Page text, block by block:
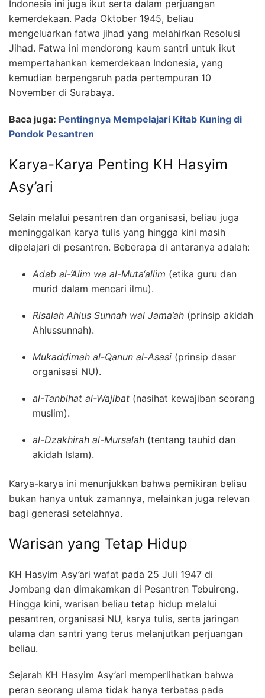
Indonesia ini juga ikut serta dalam perjuangan
kemerdekaan. Pada Oktober 1945, beliau
mengeluarkan fatwa jihad yang melahirkan Resolusi
Jihad. Fatwa ini mendorong kaum santri untuk ikut
mempertahankan kemerdekaan Indonesia, yang
kemudian berpengaruh pada pertempuran 10
November di Surabaya.
Baca juga: Pentingnya Mempelajari Kitab Kuning di
Pondok Pesantren
Karya-Karya Penting KH Hasyim
Asy’ari
Selain melalui pesantren dan organisasi, beliau juga
meninggalkan karya tulis yang hingga kini masih
dipelajari di pesantren. Beberapa di antaranya adalah:
Adab al-‘Alim wa al-Muta‘allim (etika guru dan
murid dalam mencari ilmu).
Risalah Ahlus Sunnah wal Jama’ah (prinsip akidah
Ahlussunnah).
Mukaddimah al-Qanun al-Asasi (prinsip dasar
organisasi NU).
al-Tanbihat al-Wajibat (nasihat kewajiban seorang
muslim).
al-Dzakhirah al-Mursalah (tentang tauhid dan
akidah Islam).
Karya-karya ini menunjukkan bahwa pemikiran beliau
bukan hanya untuk zamannya, melainkan juga relevan
bagi generasi setelahnya.
Warisan yang Tetap Hidup
KH Hasyim Asy’ari wafat pada 25 Juli 1947 di
Jombang dan dimakamkan di Pesantren Tebuireng.
Hingga kini, warisan beliau tetap hidup melalui
pesantren, organisasi NU, karya tulis, serta jaringan
ulama dan santri yang terus melanjutkan perjuangan
beliau.
Sejarah KH Hasyim Asy’ari memperlihatkan bahwa
peran seorang ulama tidak hanya terbatas pada